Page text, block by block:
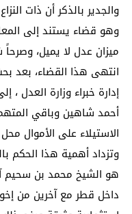
والجدير بالذكر أن ذات
وهو قضاء يستند إلى
ميزان عدل لا يميل،
انتهى هذا القضاء، بعد
إدارة خبراء وزارة العدل ،
أحمد شاهين وباقي
الاستيلاء على الأموال
وتزداد أهمية هذا الحكم
هو الشيخ محمد بن سحيم
داخل قطر مع آخرين من